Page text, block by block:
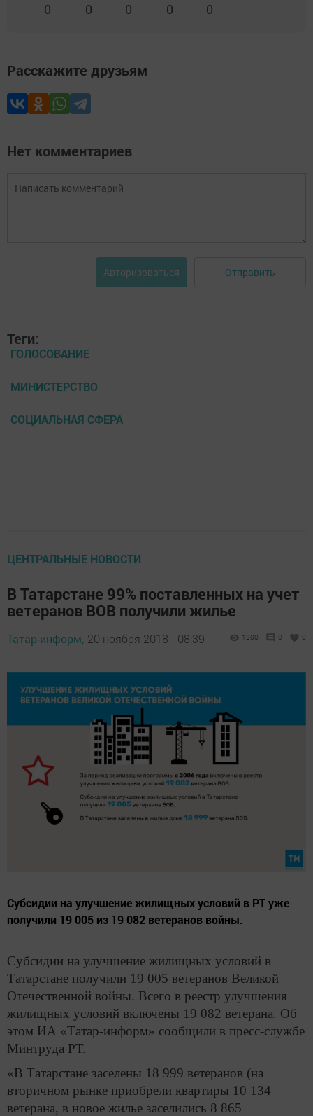
0 0 0 0 0
Расскажите друзьям
Нет комментариев
Авторизоваться Отправить
Теги:
ГОЛОСОВАНИЕ
МИНИСТЕРСТВО
СОЦИАЛЬНАЯ СФЕРА
ЦЕНТРАЛЬНЫЕ НОВОСТИ
В Татарстане 99% поставленных на учет
ветеранов ВОВ получили жилье
Татар-информ, 20 ноября 2018 - 08:39 1200 0 0
Субсидии на улучшение жилищных условий в РТ уже
получили 19 005 из 19 082 ветеранов войны.
Субсидии на улучшение жилищных условий в
Татарстане получили 19 005 ветеранов Великой
Отечественной войны. Всего в реестр улучшения
жилищных условий включены 19 082 ветерана. Об
этом ИА «Татар-информ» сообщили в пресс-службе
Минтруда РТ.
«В Татарстане заселены 18 999 ветеранов (на
вторичном рынке приобрели квартиры 10 134
ветерана, в новое жилье заселились 8 865